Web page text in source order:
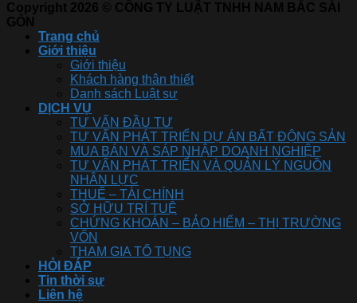
Copyright 2026 © CÔNG TY LUẬT TNHH NAM BẮC SÀI
GÒN
Trang chủ
Giới thiệu
Giới thiệu
Khách hàng thân thiết
Danh sách Luật sư
DỊCH VỤ
TƯ VẤN ĐẦU TƯ
TƯ VẤN PHÁT TRIỂN DỰ ÁN BẤT ĐỘNG SẢN
MUA BÁN VÀ SÁP NHẬP DOANH NGHIỆP
TƯ VẤN PHÁT TRIỂN VÀ QUẢN LÝ NGUỒN
NHÂN LỰC
THUẾ – TÀI CHÍNH
SỞ HỮU TRÍ TUỆ
CHỨNG KHOÁN – BẢO HIỂM – THỊ TRƯỜNG
VỐN
THAM GIA TỐ TỤNG
HỎI ĐÁP
Tin thời sự
Liên hệ